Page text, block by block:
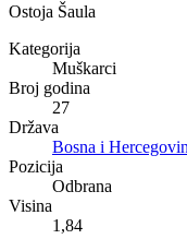
Ostoja Šaula
Kategorija
Muškarci
Broj godina
27
Država
Bosna i
Pozicija
Odbrana
Visina
1,84